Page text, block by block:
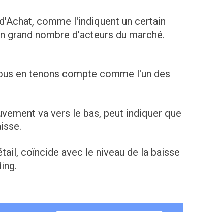
comme l'indiquent un certain
nombre d’acteurs du marché.
en tenons compte comme l'un des
va vers le bas, peut indiquer que
coïncide avec le niveau de la baisse